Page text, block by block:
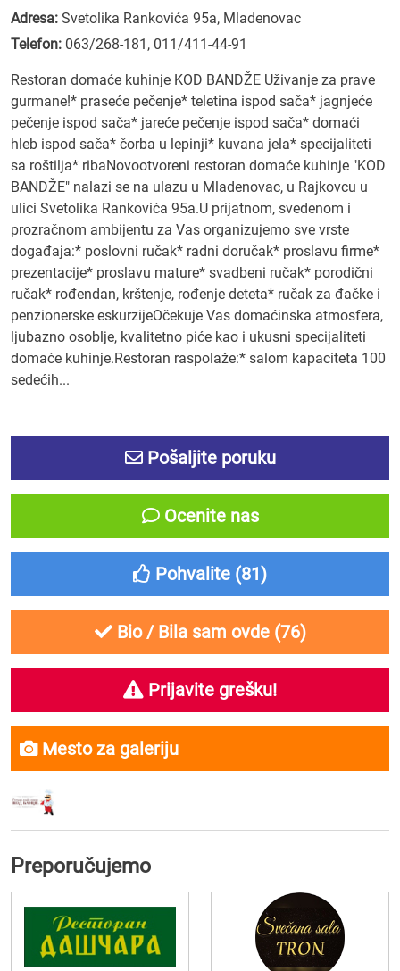
Adresa: Svetolika Rankovića 95a, Mladenovac
Telefon: 063/268-181 , 011/411-44-91
Restoran domaće kuhinje KOD BANDŽE Uživanje za prave
gurmane!* praseće pečenje* teletina ispod sača* jagnjeće
pečenje ispod sača* jareće pečenje ispod sača* domaći
hleb ispod sača* čorba u lepinji* kuvana jela* specijaliteti
sa roštilja* ribaNovootvoreni restoran domaće kuhinje "KOD
BANDŽE" nalazi se na ulazu u Mladenovac, u Rajkovcu u
ulici Svetolika Rankovića 95a.U prijatnom, svedenom i
prozračnom ambijentu za Vas organizujemo sve vrste
događaja:* poslovni ručak* radni doručak* proslavu firme*
prezentacije* proslavu mature* svadbeni ručak* porodični
ručak* rođendan, krštenje, rođenje deteta* ručak za đačke i
penzionerske eskurzijeOčekuje Vas domaćinska atmosfera,
ljubazno osoblje, kvalitetno piće kao i ukusni specijaliteti
domaće kuhinje.Restoran raspolaže:* salom kapaciteta 100
sedećih...
Pošaljite poruku
Ocenite nas
Pohvalite (81)
Bio / Bila sam ovde (76)
Prijavite grešku!
Mesto za galeriju
Preporučujemo